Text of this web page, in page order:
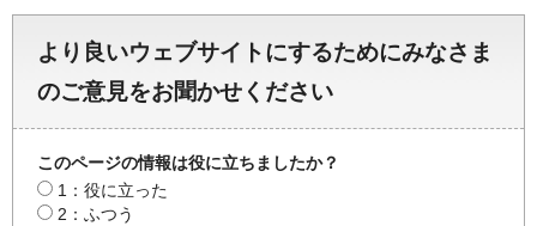
より良いウェブサイトにするためにみなさま
のご意見をお聞かせください
このページの情報は役に立ちましたか？
1：役に立った
2：ふつう